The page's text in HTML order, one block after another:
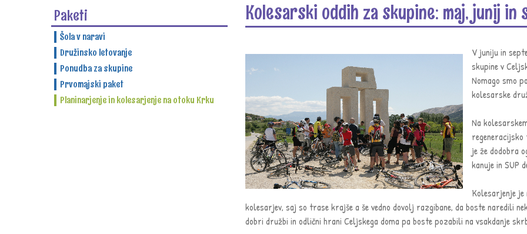
Paketi
Šola v naravi
Družinsko letovanje
Ponudba za skupine
Prvomajski paket
Planinarjenje in kolesarjenje na otoku Krku
Kolesarski oddih za skupine: maj, junij in
V juniju in
skupine v
Nomago smo
kolesarske
Na
regeneracijsko
je že dodobra
kanuje in SUP
Kolesarjenje
kolesarjev, saj so trase krajše a še vedno dovolj razgibane, da boste naredili
dobri družbi in odlični hrani Celjskega doma pa boste pozabili na vsakdanje